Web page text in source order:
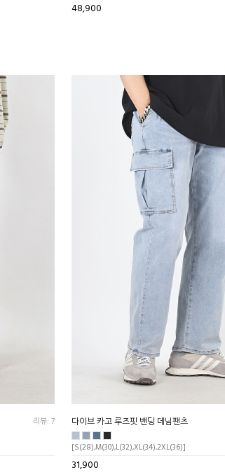
48,900
리뷰: 7 다이브 카고 루즈핏 밴딩 데님팬츠
[S(28),M(30),L(32),XL(34),2XL(36)]
31,900